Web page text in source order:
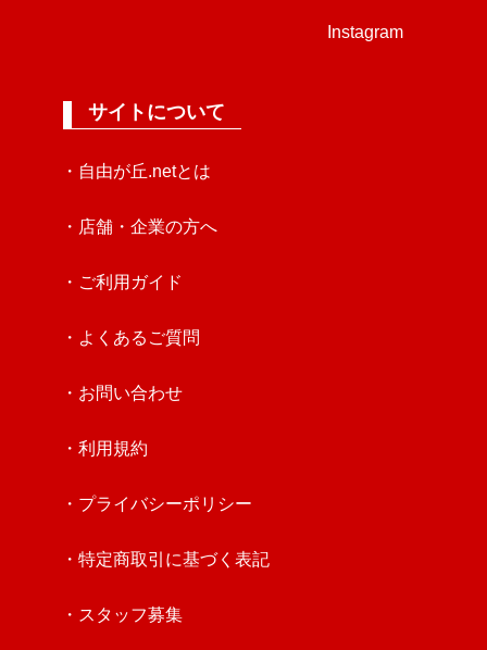
Instagram
サイトについて
・自由が丘.netとは
・店舗・企業の方へ
・ご利用ガイド
・よくあるご質問
・お問い合わせ
・利用規約
・プライバシーポリシー
・特定商取引に基づく表記
・スタッフ募集